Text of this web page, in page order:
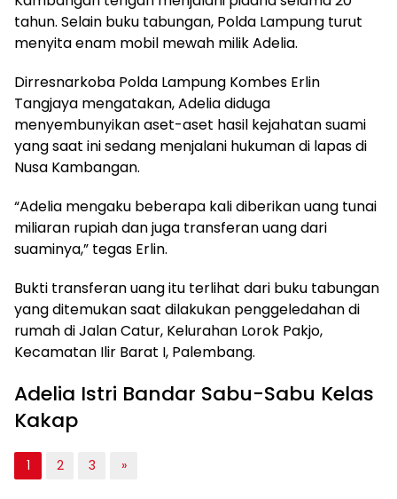
tahun. Selain buku tabungan, Polda Lampung turut
menyita enam mobil mewah milik Adelia.
Dirresnarkoba Polda Lampung Kombes Erlin
Tangjaya mengatakan, Adelia diduga
menyembunyikan aset-aset hasil kejahatan suami
yang saat ini sedang menjalani hukuman di lapas di
Nusa Kambangan.
“Adelia mengaku beberapa kali diberikan uang tunai
miliaran rupiah dan juga transferan uang dari
suaminya,” tegas Erlin.
Bukti transferan uang itu terlihat dari buku tabungan
yang ditemukan saat dilakukan penggeledahan di
rumah di Jalan Catur, Kelurahan Lorok Pakjo,
Kecamatan Ilir Barat I, Palembang.
Adelia Istri Bandar Sabu-Sabu Kelas
Kakap
1 2 3 »